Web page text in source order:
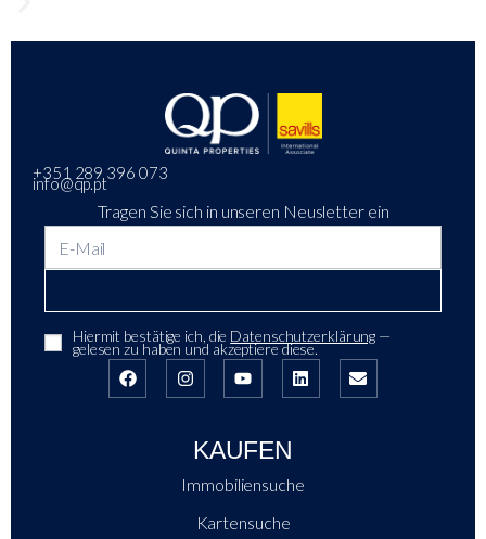
+351 289 396 073
info@qp.pt
Tragen Sie sich in unseren Neusletter ein
Hiermit bestätige ich, die Datenschutzerklärung —
gelesen zu haben und akzeptiere diese.
KAUFEN
Immobiliensuche
Kartensuche